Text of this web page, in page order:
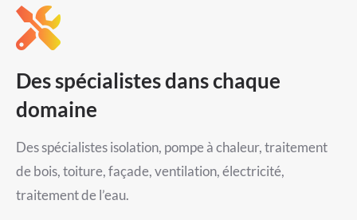
Des spécialistes dans chaque
domaine
Des spécialistes isolation, pompe à chaleur, traitement
de bois, toiture, façade, ventilation, électricité,
traitement de l’eau.